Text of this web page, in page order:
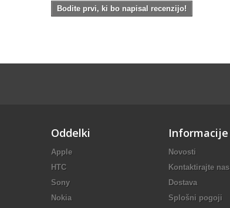
Bodite prvi, ki bo napisal recenzijo!
Oddelki
Apple
HTC
Sony
Nokia
Informacije
Novosti
Kontaktirajte nas
Dostava
Splošni pogoji